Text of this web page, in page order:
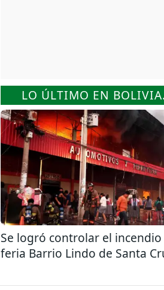
LO ÚLTIMO EN
Se logró controlar el incendio
feria Barrio Lindo de Santa